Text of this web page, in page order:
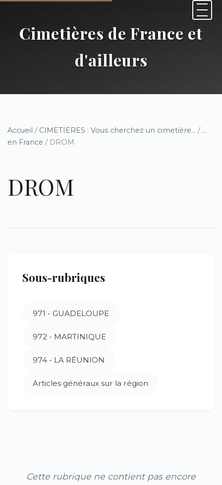
Cimetières de France et
d'ailleurs
Accueil / CIMETIERES : Vous cherchez un cimetière... / ...
en France / DROM
DROM
Sous-rubriques
971 - GUADELOUPE
972 - MARTINIQUE
974 - LA RÉUNION
Articles généraux sur la région
Cette rubrique ne contient pas encore